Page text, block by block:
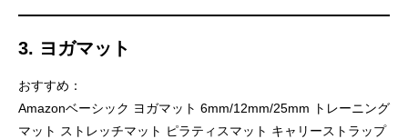
3. ヨガマット
おすすめ：
Amazonベーシック ヨガマット 6mm/12mm/25mm トレーニング
マット ストレッチマット ピラティスマット キャリーストラップ